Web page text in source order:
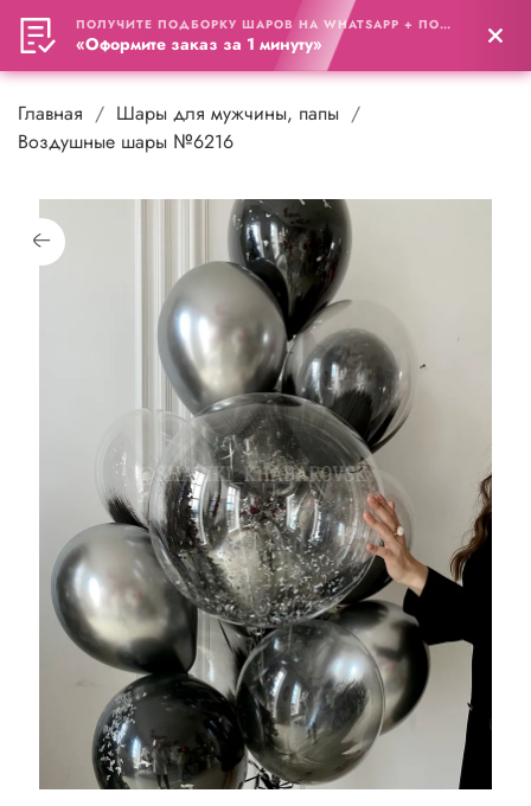
0
Главная
Шары для мужчины, папы
Воздушные шары №6216
ПОЛУЧИТЕ ПОДБОРКУ ШАРОВ НА WHATSAPP + ПОДАРОК
«Оформите заказ за 1 минуту»